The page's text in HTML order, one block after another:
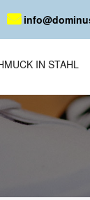
IN STAHL